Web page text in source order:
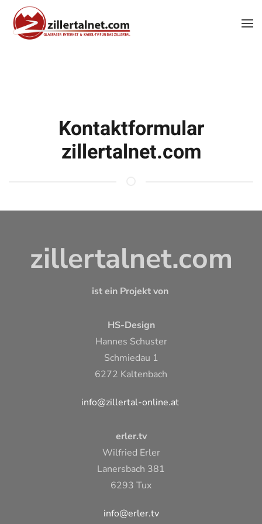
Zum Hauptinhalt springen
Kontaktformular
zillertalnet.com
zillertalnet.com
ist ein Projekt von
HS-Design
Hannes Schuster
Schmiedau 1
6272 Kaltenbach
info@zillertal-online.at
erler.tv
Wilfried Erler
Lanersbach 381
6293 Tux
info@erler.tv